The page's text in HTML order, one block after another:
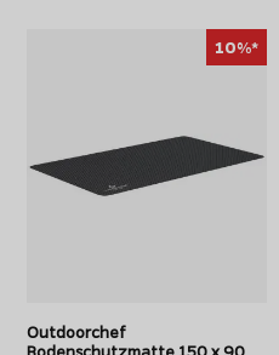
10%*
Outdoorchef
Bodenschutzmatte 150 x 90